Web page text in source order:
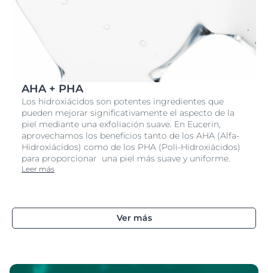
AHA + PHA
Los hidroxiácidos son potentes ingredientes que
pueden mejorar significativamente el aspecto de la
piel mediante una exfoliación suave. En Eucerin,
aprovechamos los beneficios tanto de los AHA (Alfa-
Hidroxiácidos) como de los PHA (Poli-Hidroxiácidos)
para proporcionar una piel más suave y uniforme.
Leer más
Ver más